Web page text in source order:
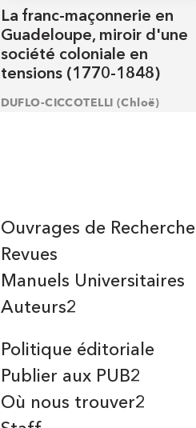
La franc-maçonnerie en
Guadeloupe, miroir d'une
société coloniale en
tensions (1770-1848)
DUFLO-CICCOTELLI (Chloë)
Auteurs2
Manuels Universitaires
Ouvrages de Recherche
Revues
Politique éditoriale
Publier aux PUB2
Où nous trouver2